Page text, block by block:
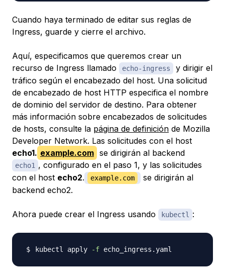
Cuando haya terminado de editar sus reglas de
Ingress, guarde y cierre el archivo.
Aquí, especificamos que queremos crear un
recurso de Ingress llamado
echo-ingress
y dirigir el
tráfico según el encabezado del host. Una solicitud
de encabezado de host HTTP especifica el nombre
de dominio del servidor de destino. Para obtener
más información sobre encabezados de solicitudes
de hosts, consulte la página de definición de Mozilla
Developer Network. Las solicitudes con el host
echo1. example.com se dirigirán al backend
echo1 , configurado en el paso 1, y las solicitudes
con el host echo2. example.com
se dirigirán al
backend echo2.
Ahora puede crear el Ingress usando kubectl :
kubectl apply -f